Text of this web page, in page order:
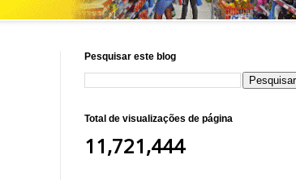
Pesquisar este blog
Total de visualizações de página
11,721,444